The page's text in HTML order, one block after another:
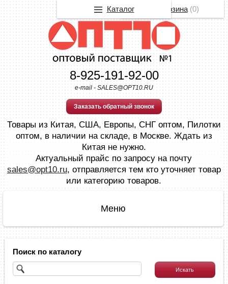
8-925-191-92-00
e-mail - SALES@OPT10.RU
Заказать обратный звонок
Товары из Китая, США, Европы, СНГ оптом, Пилотки
оптом, в наличии на складе, в Москве. Ждать из
Китая не нужно.
Актуальный прайс по запросу на почту
sales@opt10.ru, отправляется тем кто уточняет товар
или категорию товаров.
Поиск по каталогу
Корзина(0)
Каталог